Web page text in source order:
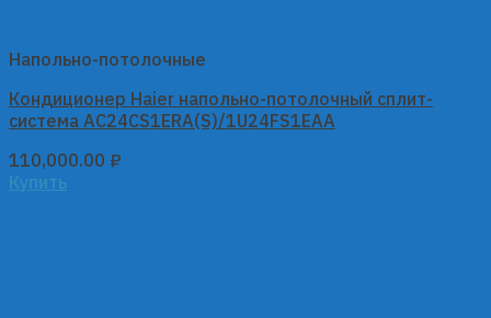
Напольно-потолочные
Кондиционер Haier напольно-потолочный сплит-
система AC24CS1ERA(S)/1U24FS1EAA
110,000.00 ₽
Купить